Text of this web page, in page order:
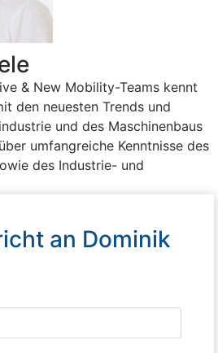
& New Mobility-Teams kennt
den neuesten Trends und
und des Maschinenbaus
umfangreiche Kenntnisse des
des Industrie- und
an Dominik